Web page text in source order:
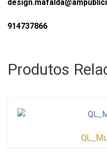
914737866
Produtos